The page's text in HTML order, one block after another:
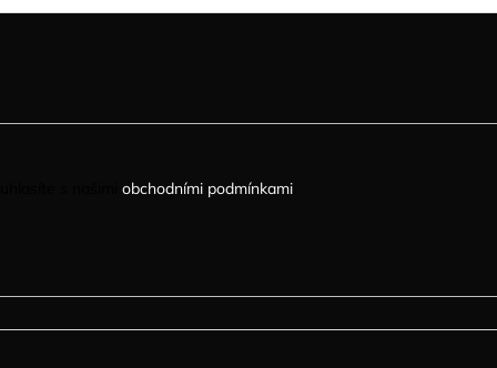
obchodními podmínkami.